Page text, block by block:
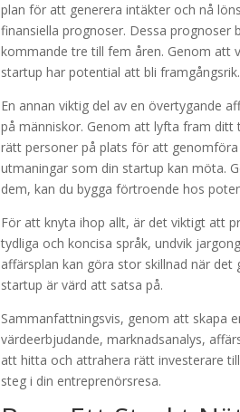
plan för att generera intäkter och nå
finansiella prognoser. Dessa
kommande tre till fem åren. Genom att
startup har potential att bli framgångsrik.
En annan viktig del av en övertygande
på människor. Genom att lyfta fram
rätt personer på plats för att
utmaningar som din startup kan möta.
dem, kan du bygga förtroende hos
För att knyta ihop allt, är det viktigt att
tydliga och koncisa språk, undvik
affärsplan kan göra stor skillnad när
startup är värd att satsa på.
Sammanfattningsvis, genom att skapa
värdeerbjudande, marknadsanalys,
att hitta och attrahera rätt investerare
steg i din entreprenörsresa.